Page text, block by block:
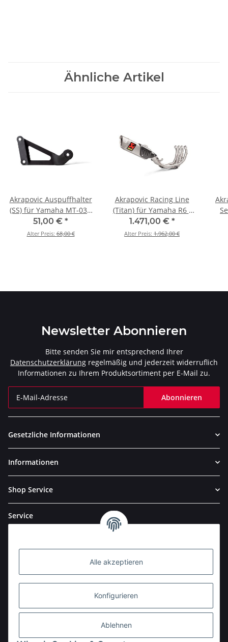
Alle akzeptieren
Konfigurieren
Ablehnen
Ähnliche Artikel
Akrapovic Auspuffhalter
(SS) für Yamaha MT-03 -
BJ. 2016 > 2026 (P-X179)
51,00 € *
Alter Preis:68,00 €
Akrapovic Racing Line
(Titan) für Yamaha R6 -
BJ. 2008 > 2026 (S-Y6R9-
APT)
1.471,00 € *
Alter Preis: 1.962,00 €
Newsletter Abonnieren
Bitte senden Sie mir entsprechend Ihrer
Datenschutzerklärung regelmäßig und jederzeit widerruflich
Informationen zu Ihrem Produktsortiment per E-Mail zu.
Abonnieren
Gesetzliche Informationen
Informationen
Shop Service
Service